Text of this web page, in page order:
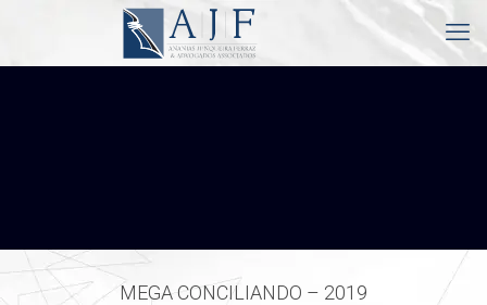
MEGA CONCILIANDO – 2019